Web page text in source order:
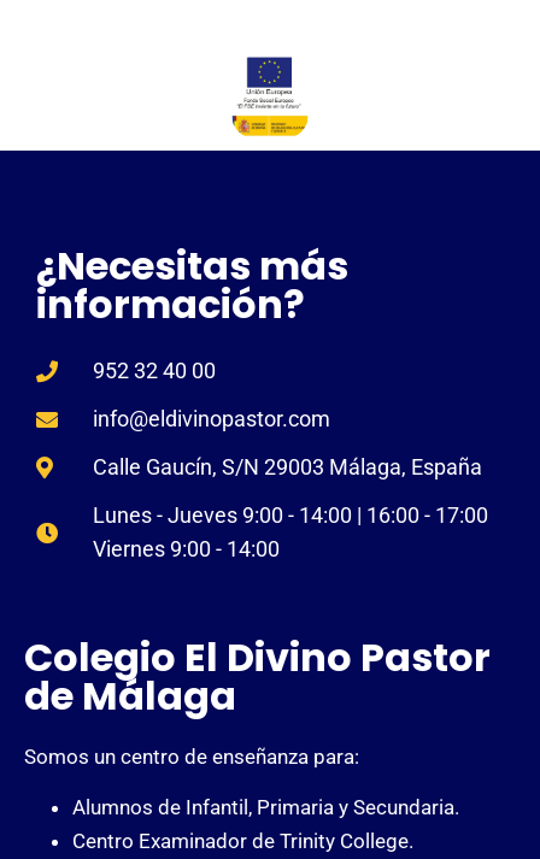
¿Necesitas más
información?
952 32 40 00
info@eldivinopastor.com
Calle Gaucín, S/N 29003 Málaga, España
Lunes - Jueves 9:00 - 14:00 | 16:00 - 17:00
Viernes 9:00 - 14:00
Colegio El Divino Pastor
de Málaga
Somos un centro de enseñanza para:
Alumnos de Infantil, Primaria y Secundaria.
Centro Examinador de Trinity College.